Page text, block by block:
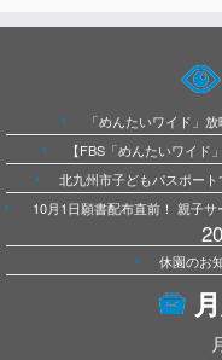
「めんたいワイド」
【FBS「めんたいワイド
北九州市子どもパスポート
10月1日願書配布直前！ 親子
休園のお